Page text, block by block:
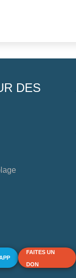
DES
FAITES UN
DON